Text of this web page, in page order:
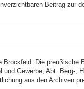
Beitrag zur
Brockfeld: Die preußische
und Gewerbe, Abt. Berg-,
aus den Archiven